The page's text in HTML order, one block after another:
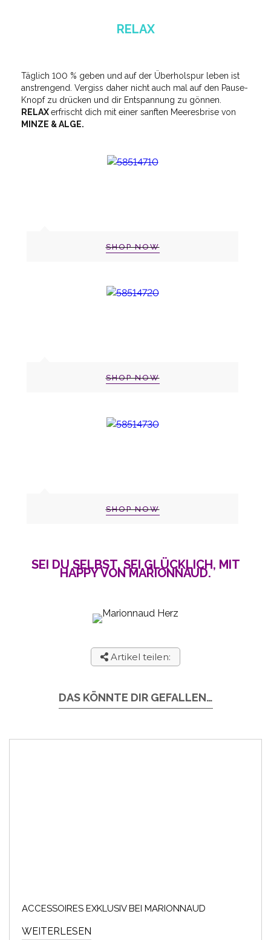
RELAX
Täglich 100 % geben und auf der Überholspur leben ist
anstrengend. Vergiss daher nicht auch mal auf den Pause-
Knopf zu drücken und dir Entspannung zu gönnen.
RELAXerfrischt dich mit einer sanften Meeresbrise von
MINZE & ALGE.
SHOP NOW
SHOP NOW
SHOP NOW
SEI DU SELBST, SEI GLÜCKLICH, MIT
HAPPY VON MARIONNAUD.
Artikel teilen:
DAS KÖNNTE DIR GEFALLEN…
ACCESSOIRES EXKLUSIV BEI MARIONNAUD
WEITERLESEN